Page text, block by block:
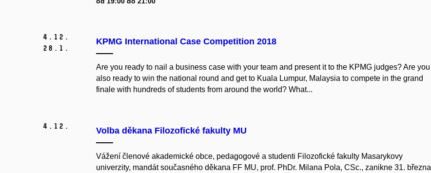
4. 12.
28. 1.
KPMG International Case Competition 2018
Are you ready to nail a business case with your team and present it to the KPMG judges? Are you
also ready to win the national round and get to Kuala Lumpur, Malaysia to compete in the grand
finale with hundreds of students from around the world? What...
4. 12. Volba děkana Filozofické fakulty MU
Vážení členové akademické obce, pedagogové a studenti Filozofické fakulty Masarykovy
univerzity, mandát současného děkana FF MU, prof. PhDr. Milana Pola, CSc., zanikne 31. března